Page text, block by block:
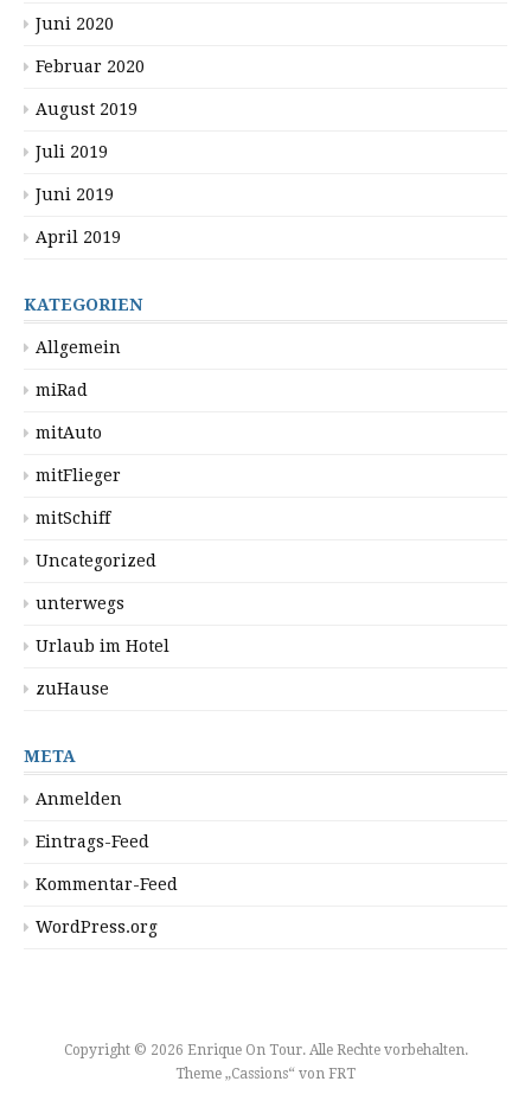
Juni 2020
Februar 2020
August 2019
Juli 2019
Juni 2019
April 2019
KATEGORIEN
Allgemein
miRad
mitAuto
mitFlieger
mitSchiff
Uncategorized
unterwegs
Urlaub im Hotel
zuHause
META
Anmelden
Eintrags-Feed
Kommentar-Feed
WordPress.org
Copyright © 2026 Enrique On Tour. Alle Rechte vorbehalten.
Theme „Cassions“ von FRT